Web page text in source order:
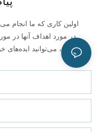
اولین کاری که ما انجام
در مورد اهداف آنها در
جلسه، می‌توانید ایده‌های خود را بیان کنید و سوالات زیادی بپرسید.